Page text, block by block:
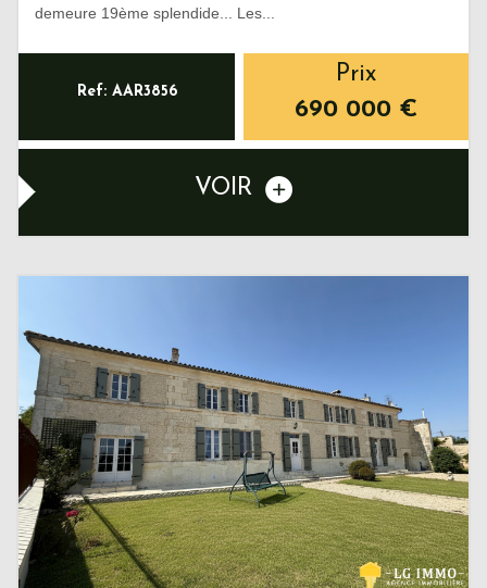
demeure 19ème splendide... Les...
Ref: AAR3856
Prix
690 000 €
VOIR